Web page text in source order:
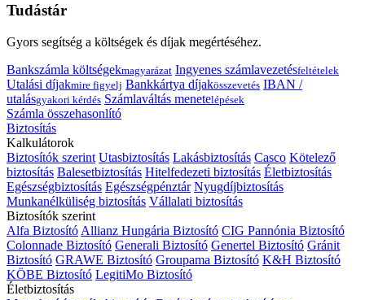
Tudástár
Gyors segítség a költségek és díjak megértéséhez.
Bankszámla költségekmagyarázat Ingyenes számlavezetésfeltételek
Utalási díjakmire figyelj Bankkártya díjakösszevetés IBAN /
utalásgyakori kérdés Számlaváltás menetelépések
Számla összehasonlító
Biztosítás
Kalkulátorok
Biztosítók szerint Utasbiztosítás Lakásbiztosítás Casco Kötelező
biztosítás Balesetbiztosítás Hitelfedezeti biztosítás Életbiztosítás
Egészségbiztosítás Egészségpénztár Nyugdíjbiztosítás
Munkanélküliség biztosítás Vállalati biztosítás
Biztosítók szerint
Alfa Biztosító Allianz Hungária Biztosító CIG Pannónia Biztosító
Colonnade Biztosító Generali Biztosító Genertel Biztosító Gránit
Biztosító GRAWE Biztosító Groupama Biztosító K&H Biztosító
KÖBE Biztosító LegitiMo Biztosító
Életbiztosítás